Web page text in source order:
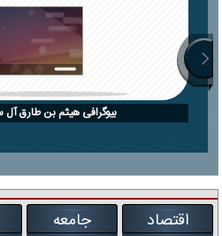
بیوگرافی هیثم بن طارق آل
اقتصاد جامعه